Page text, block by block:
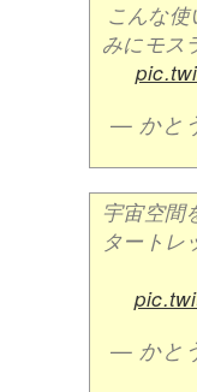
こんな
みにモス
— かと
宇宙空間
タートレ
— かと